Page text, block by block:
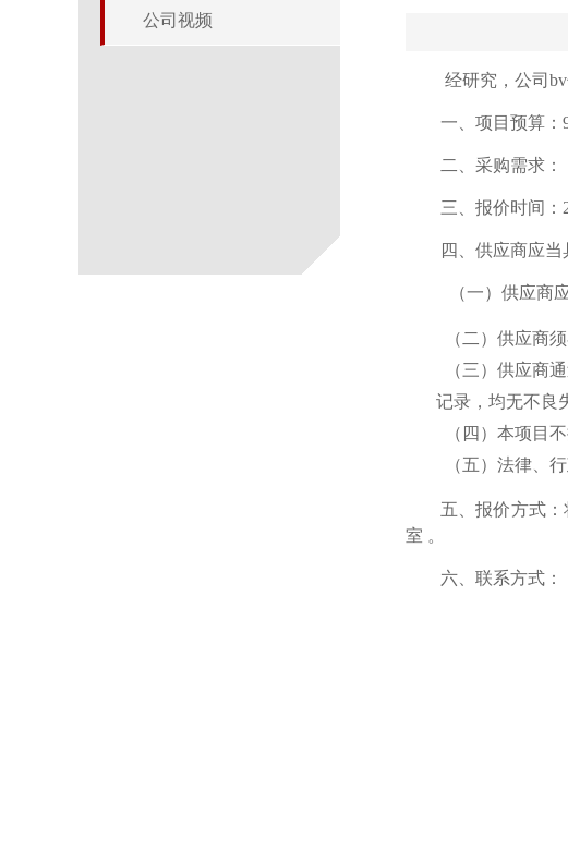
公司视频
经研究，公司
一 、项目预算：
二 、采购需求：
三、报价时间：
四、供应商应当
（一） 供应商
（二）供应商
（三） 供应商
记录，均无不良
（四） 本项目
（五） 法律、
五 、报价方式
室 。
六 、联系方式：